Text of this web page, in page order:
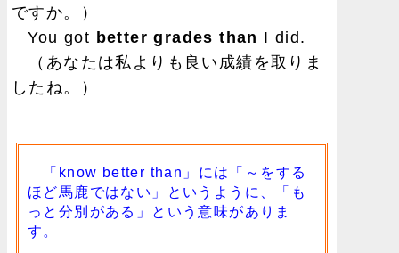
ですか。）
You got better grades than I did.
（あなたは私よりも良い成績を取りま
したね。）
「know better than」には「～をする
ほど馬鹿ではない」というように、「も
っと分別がある」という意味がありま
す。